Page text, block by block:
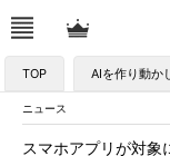
TOP AIを作り動か
ニュース
スマホアプリが対象